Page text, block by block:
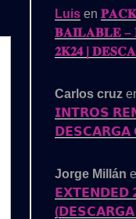
Luis en
𝐁𝐀𝐈𝐋𝐀𝐁𝐋𝐄
𝟐𝐊𝟐𝟒 |
Carlos cruz
𝗜𝗡𝗧𝗥𝗢𝗦
𝗗𝗘𝗦𝗖𝗔𝗥𝗚𝗔
Jorge Millán
𝗘𝗫𝗧𝗘𝗡𝗗𝗘𝗗
(𝗗𝗘𝗦𝗖𝗔𝗥𝗚𝗔